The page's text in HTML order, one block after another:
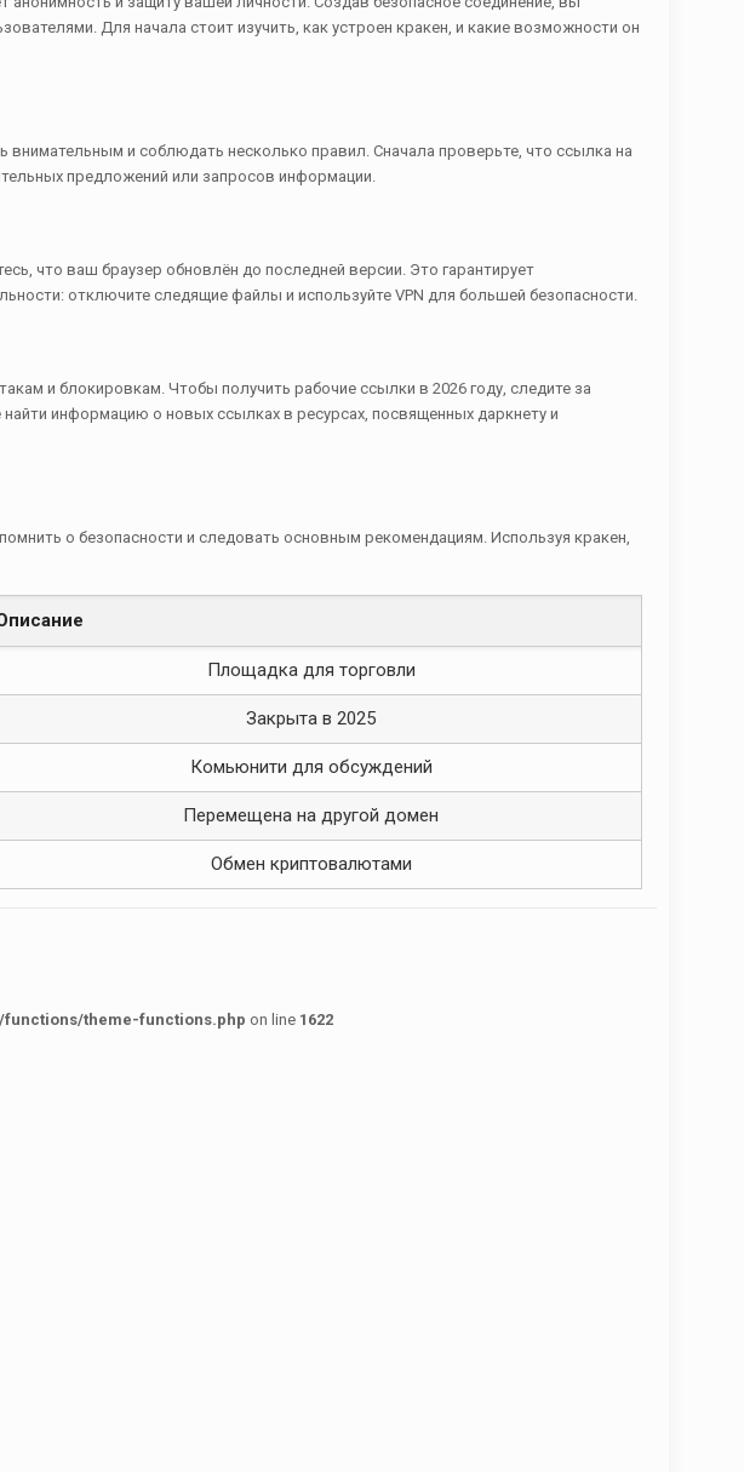
Для начала стоит изучить, как устроен кракен, и какие возможности он
и соблюдать несколько правил. Сначала проверьте, что ссылка на
предложений или запросов информации.
что ваш браузер обновлён до последней версии. Это гарантирует
отключите следящие файлы и используйте VPN для большей безопасности.
и блокировкам. Чтобы получить рабочие ссылки в 2026 году, следите за
информацию о новых ссылках в ресурсах, посвященных даркнету и
о безопасности и следовать основным рекомендациям. Используя кракен,
Площадка для торговли
Закрыта в 2025
Комьюнити для обсуждений
Перемещена на другой домен
Обмен криптовалютами
theme-functions.php on line 1622